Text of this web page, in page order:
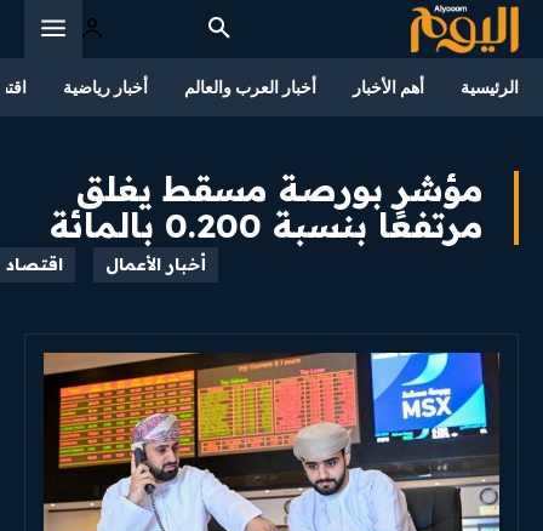
الرئيسية أهم الأخبار أخبار العرب والعالم أخبار رياضية
مؤشر بورصة مسقط يغلق
مرتفعًا بنسبة 0.200 بالمائة
أخبار الأعمال اقتصاد